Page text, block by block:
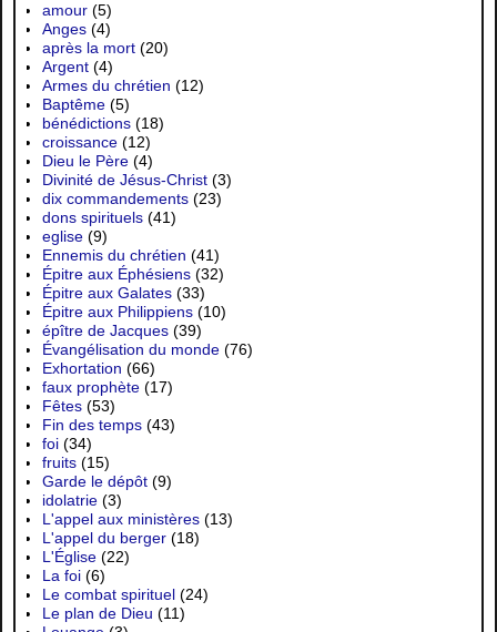
amour (5)
Anges (4)
après la mort (20)
Argent (4)
Armes du chrétien (12)
Baptême (5)
bénédictions (18)
croissance (12)
Dieu le Père (4)
Divinité de Jésus-Christ (3)
dix commandements (23)
dons spirituels (41)
eglise (9)
Ennemis du chrétien (41)
Épitre aux Éphésiens (32)
Épitre aux Galates (33)
Épitre aux Philippiens (10)
épître de Jacques (39)
Évangélisation du monde (76)
Exhortation (66)
faux prophète (17)
Fêtes (53)
Fin des temps (43)
foi (34)
fruits (15)
Garde le dépôt (9)
idolatrie (3)
L'appel aux ministères (13)
L'appel du berger (18)
L'Église (22)
La foi (6)
Le combat spirituel (24)
Le plan de Dieu (11)